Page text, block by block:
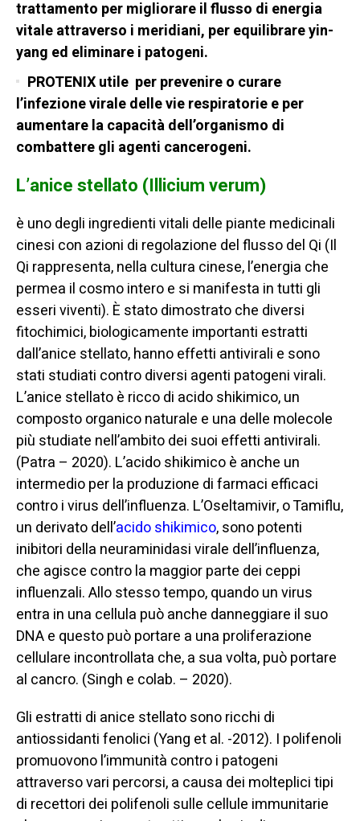
trattamento per migliorare il flusso di energia
vitale attraverso i meridiani, per equilibrare yin-
yang ed eliminare i patogeni.
PROTENIX utile per prevenire o curare
l’infezione virale delle vie respiratorie e per
aumentare la capacità dell’organismo di
combattere gli agenti cancerogeni.
L’anice stellato (Illicium verum)
è uno degli ingredienti vitali delle piante medicinali
cinesi con azioni di regolazione del flusso del Qi (Il
Qi rappresenta, nella cultura cinese, l’energia che
permea il cosmo intero e si manifesta in tutti gli
esseri viventi). È stato dimostrato che diversi
fitochimici, biologicamente importanti estratti
dall’anice stellato, hanno effetti antivirali e sono
stati studiati contro diversi agenti patogeni virali.
L’anice stellato è ricco di acido shikimico, un
composto organico naturale e una delle molecole
più studiate nell’ambito dei suoi effetti antivirali.
(Patra – 2020). L’acido shikimico è anche un
intermedio per la produzione di farmaci efficaci
contro i virus dell’influenza. L’Oseltamivir, o Tamiflu,
un derivato dell’acidoshikimico, sono potenti
inibitori della neuraminidasi virale dell’influenza,
che agisce contro la maggior parte dei ceppi
influenzali. Allo stesso tempo, quando un virus
entra in una cellula può anche danneggiare il suo
DNA e questo può portare a una proliferazione
cellulare incontrollata che, a sua volta, può portare
al cancro. (Singh e colab. – 2020).
Gli estratti di anice stellato sono ricchi di
antiossidanti fenolici (Yang et al. -2012). I polifenoli
promuovono l’immunità contro i patogeni
attraverso vari percorsi, a causa dei molteplici tipi
di recettori dei polifenoli sulle cellule immunitarie